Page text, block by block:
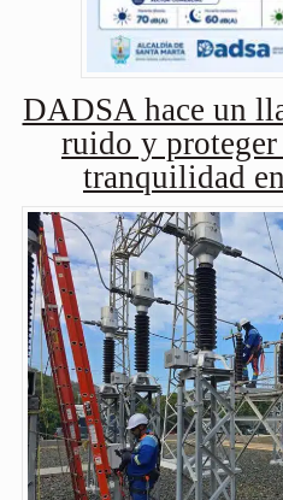
DADSA hace un
ruido y
tranquilidad